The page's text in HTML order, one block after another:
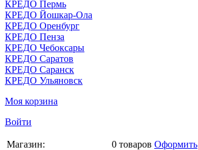
КРЕДО Пермь
КРЕДО Йошкар-Ола
КРЕДО Оренбург
КРЕДО Пенза
КРЕДО Чебоксары
КРЕДО Саратов
КРЕДО Саранск
КРЕДО Ульяновск
Моя корзина
Войти
Магазин: 0 товаров Оформить